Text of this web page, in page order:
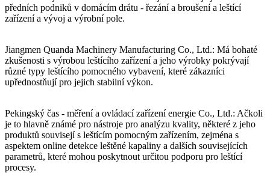
předních podniků v domácím drátu - řezání a broušení a leštící
zařízení a vývoj a výrobní pole.
Jiangmen Quanda Machinery Manufacturing Co., Ltd.: Má bohaté
zkušenosti s výrobou leštícího zařízení a jeho výrobky pokrývají
různé typy leštícího pomocného vybavení, které zákazníci
upřednostňují pro jejich stabilní výkon.
Pekingský čas - měření a ovládací zařízení energie Co., Ltd.: Ačkoli
je to hlavně známé pro nástroje pro analýzu kvality, některé z jeho
produktů souvisejí s leštícím pomocným zařízením, zejména s
aspektem online detekce leštěné kapaliny a dalších souvisejících
parametrů, které mohou poskytnout určitou podporu pro leštící
procesy.